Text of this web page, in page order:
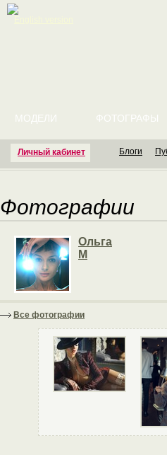
Личный кабинет
МОДЕЛИ ФОТОГРАФЫ
Блоги
Фотографии
Ольга
М
Все фотографии